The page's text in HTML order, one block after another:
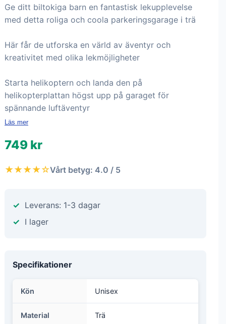
Ge ditt biltokiga barn en fantastisk lekupplevelse
med detta roliga och coola parkeringsgarage i trä
Här får de utforska en värld av äventyr och
kreativitet med olika lekmöjligheter
Starta helikoptern och landa den på
helikopterplattan högst upp på garaget för
spännande luftäventyr
Läs mer
749 kr
★★★★☆Vårt betyg: 4.0 / 5
Leverans: 1-3 dagar
I lager
Specifikationer
Kön Unisex
Material Trä